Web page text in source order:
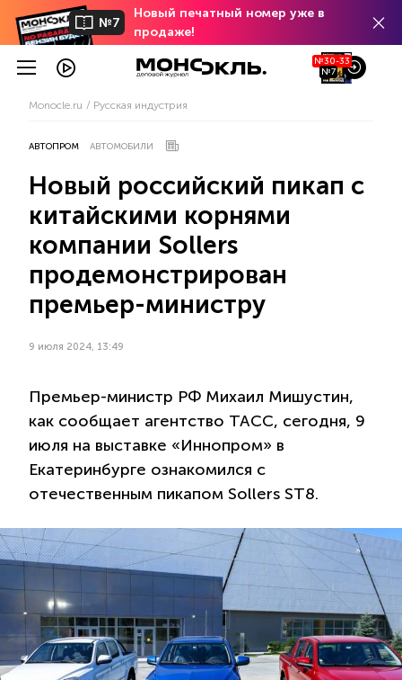
№7
Новый печатный номер уже в
продаже!
№30-33
№7
Monocle.ru Русская индустрия
АВТОПРОМ АВТОМОБИЛИ
Новый российский пикап с
китайскими корнями
компании Sollers
продемонстрирован
премьер-министру
9 июля 2024, 13:49
Премьер-министр РФ Михаил Мишустин,
как сообщает агентство ТАСС, сегодня, 9
июля на выставке «Иннопром» в
Екатеринбурге ознакомился с
отечественным пикапом Sollers ST8.